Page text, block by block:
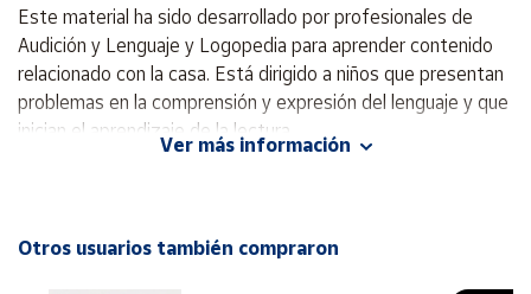
Mapa de
vendedores
Hazte
vendedor
Área
Este material ha sido desarrollado por profesionales de
Audición y Lenguaje y Logopedia para aprender contenido
relacionado con la casa. Está dirigido a niños que presentan
problemas en la comprensión y expresión del lenguaje y que
inician el aprendizaje de la lectura.
Editorial: GEU
Ver más información
Otros usuarios también compraron